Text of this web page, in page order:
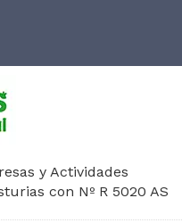
y Actividades
con Nº R 5020 AS